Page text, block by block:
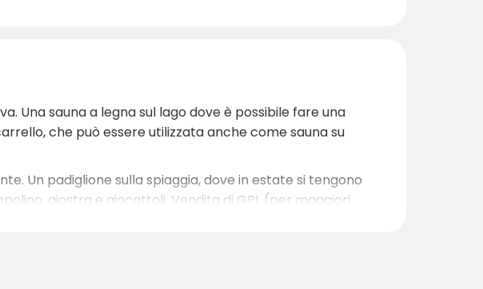
Una sauna a legna sul lago dove è possibile fare una
che può essere utilizzata anche come sauna su
Un padiglione sulla spiaggia, dove in estate si tengono
giostra e giocattoli. Vendita di GPL (per maggiori